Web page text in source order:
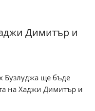
Димитър и
Бузлуджа ще бъде
на Хаджи Димитър и